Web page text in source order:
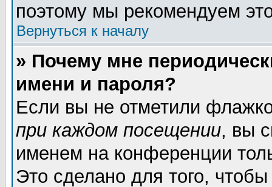
поэтому мы рекомендуем
Вернуться к началу
» Почему мне
имени и пароля?
Если вы не отметили
при каждом посещении, вы
именем на конференции
Это сделано для того, чтобы